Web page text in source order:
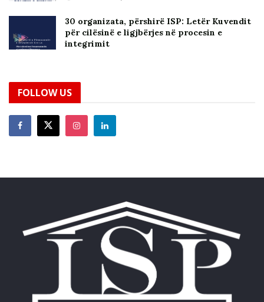
30 organizata, përshirë ISP: Letër Kuvendit
për cilësinë e ligjbërjes në procesin e
integrimit
FOLLOW US